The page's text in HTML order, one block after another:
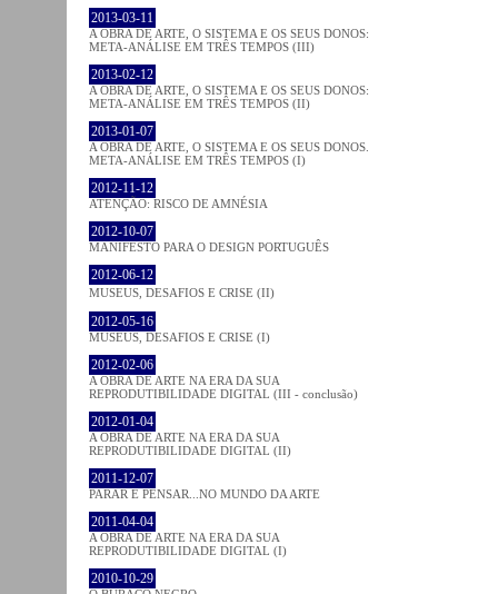
2013-03-11
A OBRA DE ARTE, O SISTEMA E OS SEUS DONOS:
META-ANÁLISE EM TRÊS TEMPOS (III)
2013-02-12
A OBRA DE ARTE, O SISTEMA E OS SEUS DONOS:
META-ANÁLISE EM TRÊS TEMPOS (II)
2013-01-07
A OBRA DE ARTE, O SISTEMA E OS SEUS DONOS.
META-ANÁLISE EM TRÊS TEMPOS (I)
2012-11-12
ATENÇÃO: RISCO DE AMNÉSIA
2012-10-07
MANIFESTO PARA O DESIGN PORTUGUÊS
2012-06-12
MUSEUS, DESAFIOS E CRISE (II)
2012-05-16
MUSEUS, DESAFIOS E CRISE (I)
2012-02-06
A OBRA DE ARTE NA ERA DA SUA
REPRODUTIBILIDADE DIGITAL (III - conclusão)
2012-01-04
A OBRA DE ARTE NA ERA DA SUA
REPRODUTIBILIDADE DIGITAL (II)
2011-12-07
PARAR E PENSAR...NO MUNDO DA ARTE
2011-04-04
A OBRA DE ARTE NA ERA DA SUA
REPRODUTIBILIDADE DIGITAL (I)
2010-10-29